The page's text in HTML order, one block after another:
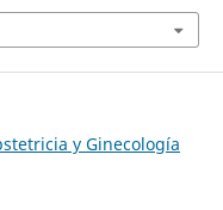
y Ginecología